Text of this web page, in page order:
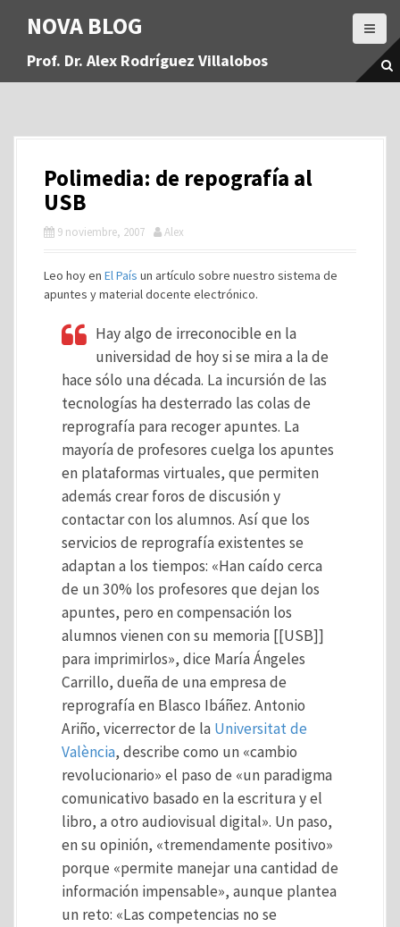
a
NOVA BLOG
Prof. Dr. Alex Rodríguez Villalobos
Polimedia: de repografía al
USB
9 noviembre, 2007 Alex
Leo hoy en El País un artículo sobre nuestro sistema de
apuntes y material docente electrónico.
Hay algo de irreconocible en la
universidad de hoy si se mira a la de
hace sólo una década. La incursión de las
tecnologías ha desterrado las colas de
reprografía para recoger apuntes. La
mayoría de profesores cuelga los apuntes
en plataformas virtuales, que permiten
además crear foros de discusión y
contactar con los alumnos. Así que los
servicios de reprografía existentes se
adaptan a los tiempos: «Han caído cerca
de un 30% los profesores que dejan los
apuntes, pero en compensación los
alumnos vienen con su memoria [[USB]]
para imprimirlos», dice María Ángeles
Carrillo, dueña de una empresa de
reprografía en Blasco Ibáñez. Antonio
Ariño, vicerrector de la Universitat de
València, describe como un «cambio
revolucionario» el paso de «un paradigma
comunicativo basado en la escritura y el
libro, a otro audiovisual digital». Un paso,
en su opinión, «tremendamente positivo»
porque «permite manejar una cantidad de
información impensable», aunque plantea
un reto: «Las competencias no se